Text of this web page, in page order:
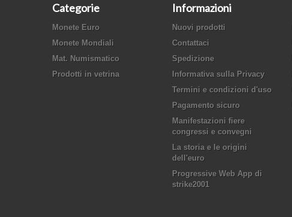
Categorie
Monete Euro
Monete Mondiali
Mat. Numismatico
Prodotti in vetrina
Informazioni
Nuovi prodotti
Contattaci
Spedizione
Informativa sulla Privacy
Termini e condizioni d'uso
Pagamento sicuro
Manifestazioni fiere
congressi e convegni
La storia e le origini
dell'euro
Progressive Web App di
strike2001